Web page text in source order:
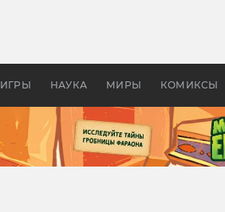
ИГРЫ НАУКА МИРЫ КОМИКСЫ
бы «Властелина колец»